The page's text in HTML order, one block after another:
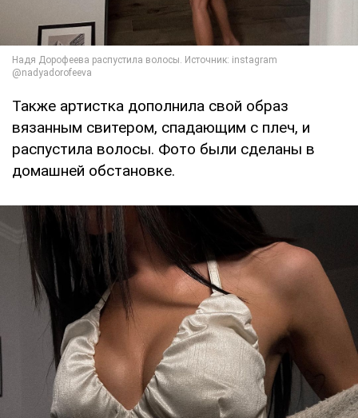
Также артистка дополнила свой образ
вязанным свитером, спадающим с плеч, и
распустила волосы. Фото были сделаны в
домашней обстановке.